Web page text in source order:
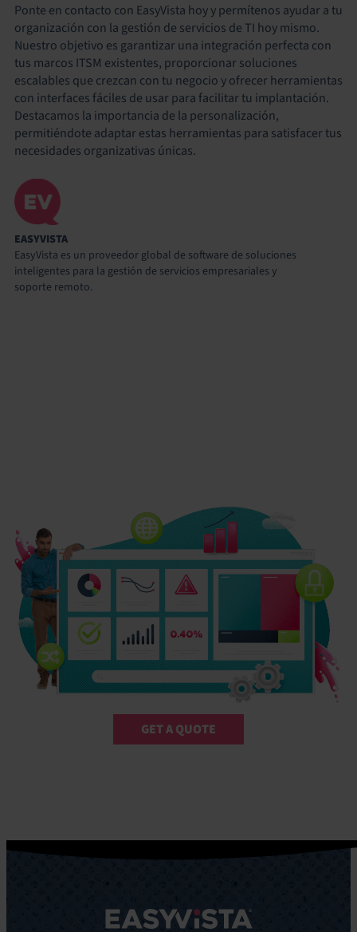
GET A QUOTE
Ponte en contacto con EasyVista hoy y permítenos ayudar a tu
organización con la gestión de servicios de TI hoy mismo.
Nuestro objetivo es garantizar una integración perfecta con
tus marcos ITSM existentes, proporcionar soluciones
escalables que crezcan con tu negocio y ofrecer herramientas
con interfaces fáciles de usar para facilitar tu implantación.
Destacamos la importancia de la personalización,
permitiéndote adaptar estas herramientas para satisfacer tus
necesidades organizativas únicas.
EASYVISTA
EasyVista es un proveedor global de software de soluciones
inteligentes para la gestión de servicios empresariales y
soporte remoto.